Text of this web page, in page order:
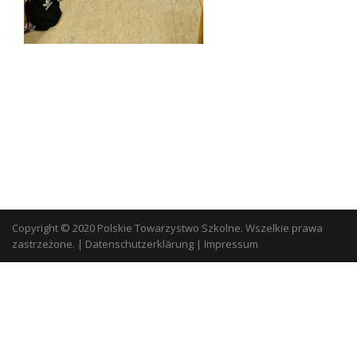
Copyright © 2020 Polskie Towarzystwo Szkolne. Wszelkie prawa
zastrzeżone. | Datenschutzerklärung | Impressum